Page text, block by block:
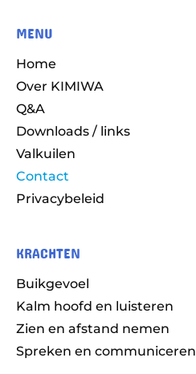
MENU
Home
Over KIMIWA
Q&A
Downloads / links
Valkuilen
Contact
Privacybeleid
KRACHTEN
Buikgevoel
Kalm hoofd en luisteren
Zien en afstand nemen
Spreken en communiceren